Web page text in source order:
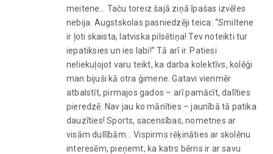
meitene… Taču toreiz šajā ziņā īpašas izvēles
nebija. Augstskolas pasniedzēji teica: “Smiltene
ir ļoti skaista, latviska pilsētiņa! Tev noteikti tur
iepatiksies un ies labi!” Tā arī ir. Patiesi
neliekuļojot varu teikt, ka darba kolektīvs, kolēģi
man bijuši kā otra ģimene. Gatavi vienmēr
atbalstīt, pirmajos gados – arī pamācīt, dalīties
pieredzē. Nav jau ko mānīties – jaunībā tā patika
dauzīties! Sports, sacensības, nometnes ar
visām dullībām… Vispirms rēķināties ar skolēnu
interesēm, pieņemt, ka katrs bērns ir ar savu